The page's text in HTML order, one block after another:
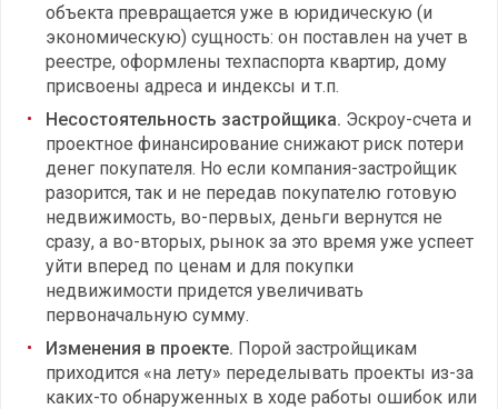
объекта превращается уже в юридическую (и
экономическую) сущность: он поставлен на учет в
реестре, оформлены техпаспорта квартир, дому
присвоены адреса и индексы и т.п.
Несостоятельность застройщика. Эскроу-счета и
проектное финансирование снижают риск потери
денег покупателя. Но если компания-застройщик
разорится, так и не передав покупателю готовую
недвижимость, во-первых, деньги вернутся не
сразу, а во-вторых, рынок за это время уже успеет
уйти вперед по ценам и для покупки
недвижимости придется увеличивать
первоначальную сумму.
Изменения в проекте. Порой застройщикам
приходится «на лету» переделывать проекты из-за
каких-то обнаруженных в ходе работы ошибок или